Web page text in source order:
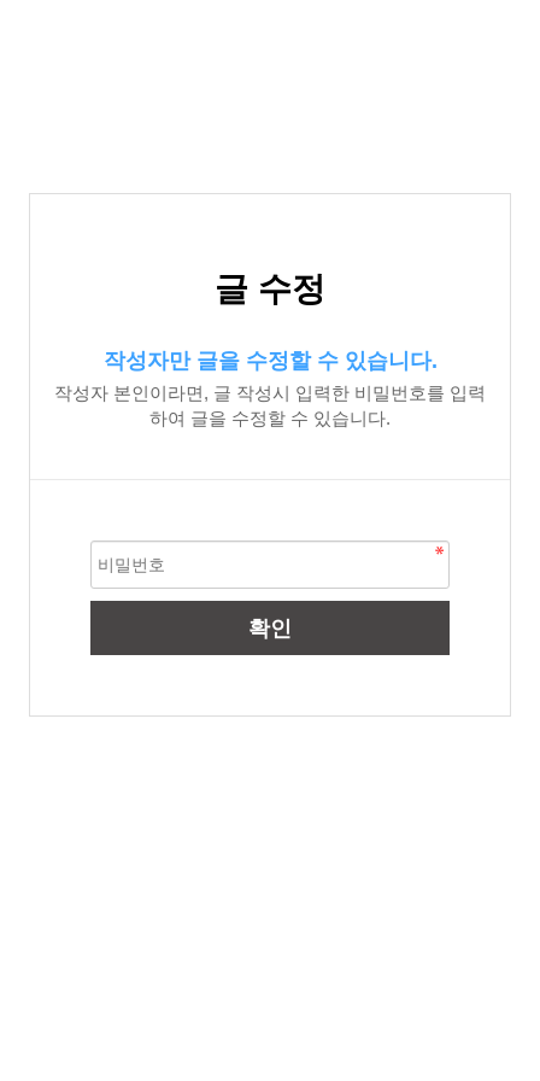
글 수정
작성자만 글을 수정할 수 있습니다.
작성자 본인이라면, 글 작성시 입력한 비밀번호를 입력
하여 글을 수정할 수 있습니다.